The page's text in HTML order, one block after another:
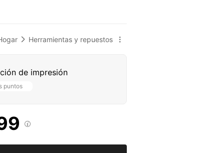
 Herramientas y repuestos 
de impresión
puntos
